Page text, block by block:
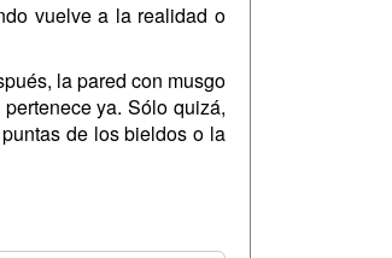
vuelve a la realidad o
la pared con musgo
ya. Sólo quizá,
de los bieldos o la